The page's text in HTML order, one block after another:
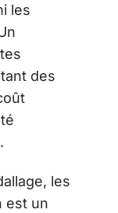
les
des
les
est un